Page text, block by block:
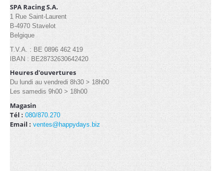
Industrielle/Pagode (13)
CONTACT
SPA Racing S.A.
1 Rue Saint-Laurent
B-4970 Stavelot
Belgique
T.V.A. : BE 0896 462 419
IBAN : BE28732630642420
Heures d'ouvertures
Du lundi au vendredi 8h30 > 18h00
Les samedis 9h00 > 18h00
Magasin
Tél : 080/870.270
Email : ventes@happydays.biz